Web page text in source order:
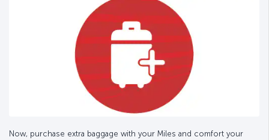
Now, purchase extra baggage with your Miles and comfort your